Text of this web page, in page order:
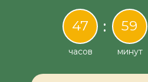
часов минут
: 59
47